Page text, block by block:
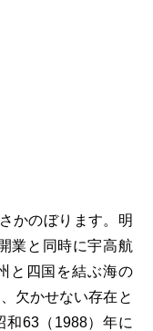
かのぼります。明
業と同時に宇高航
と四国を結ぶ海の
欠かせない存在と
和63（1988）年に